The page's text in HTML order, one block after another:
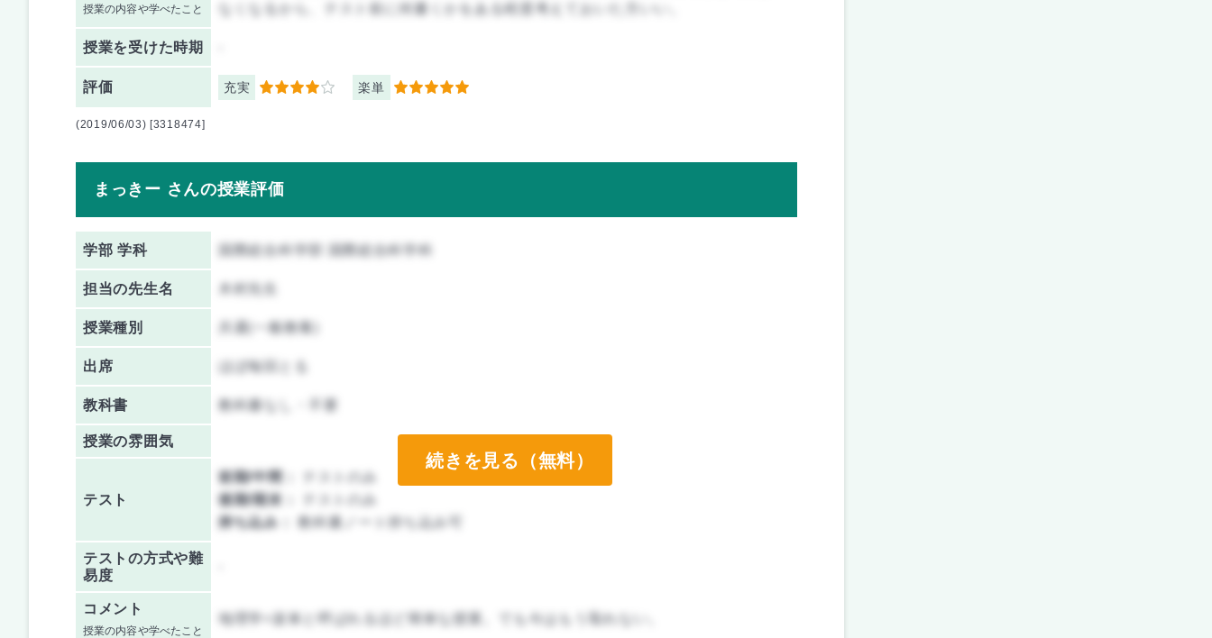
授業の内容や学べたこと
なくなるから、テスト前に何書くかをある程度考えておいた方いい。
授業を受けた時期
評価 充実 4 楽単 5
(2019/06/03) [3318474]
まっきー さんの授業評価
学部 学科 国際総合科学部 国際総合科学科
担当の先生名
授業種別 共通(一般教養)
出席 ほぼ毎回とる
教科書 教科書なし・不要
授業の雰囲気
テスト
前期/中間：
テストのみ
後期/期末：
テストのみ
持ち込み：
教科書ノート持ち込み可
テストの方式や難
易度
コメント
授業の内容や学べたこと
地理学=楽単と呼ばれるほど簡単な授業。でも今はもう取れない。
続きを見る（無料）